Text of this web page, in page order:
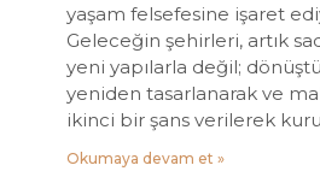
yaşam felsefesine işaret
Geleceğin şehirleri, artık
yeni yapılarla değil;
yeniden tasarlanarak ve
ikinci bir şans verilerek
Okumaya devam et »